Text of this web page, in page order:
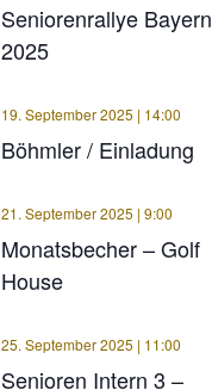
Seniorenrallye Bayern
2025
Böhmler / Einladung
19. September 2025 | 14:00
Monatsbecher – Golf
House
21. September 2025 | 9:00
Senioren Intern 3 –
25. September 2025 | 11:00